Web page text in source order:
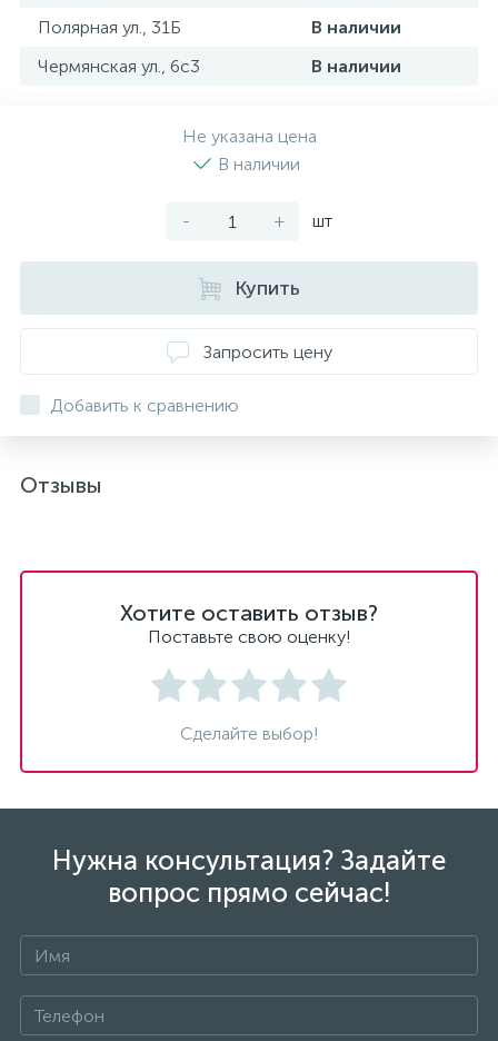
Полярная ул., 31Б
В наличии
Чермянская ул., 6с3
В наличии
Не указана цена
В наличии
- + шт
Купить
Запросить цену
Добавить к сравнению
Отзывы
Хотите оставить отзыв?
Поставьте свою оценку!
Сделайте выбор!
Нужна консультация? Задайте
вопрос прямо сейчас!